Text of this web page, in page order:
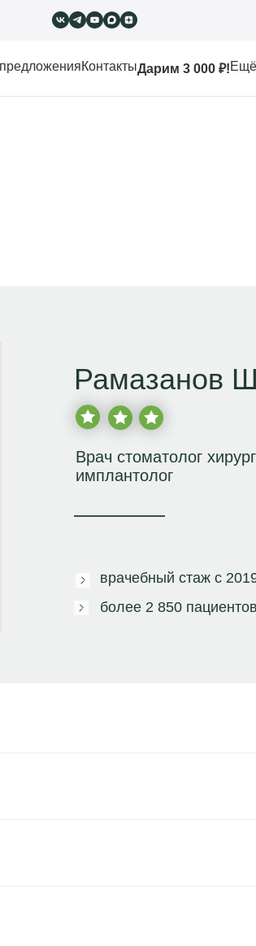
КонтактыДарим 3 000 ₽!Ещё
Рамазанов
врачебный стаж с
более 2 850 пациентов
Врач стоматолог
имплантолог